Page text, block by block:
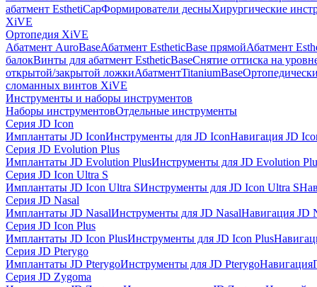
абатмент EsthetiCapФормирователи десныХирургические
XiVE
Ортопедия XiVE
Абатмент AuroBaseАбатмент EstheticBase прямойАбатмент
балокВинты для абатмент EstheticBaseСнятие оттиска на
открытой/закрытой ложкиАбатментTitaniumBase
сломанных винтов XiVE
Инструменты и наборы инструментов
Наборы инструментовОтдельные инструменты
Серия JD Icon
Имплантаты JD IconИнструменты для JD IconНавигация JD
Серия JD Evolution Plus
Имплантаты JD Evolution PlusИнструменты для JD Evolution
Серия JD Icon Ultra S
Имплантаты JD Icon Ultra SИнструменты для JD Icon Ultra S
Серия JD Nasal
Имплантаты JD NasalИнструменты для JD NasalНавигация JD
Серия JD Icon Plus
Имплантаты JD Icon PlusИнструменты для JD Icon Plus
Серия JD Pterygo
Имплантаты JD PterygoИнструменты для JD PterygoНавигация
Серия JD Zygoma